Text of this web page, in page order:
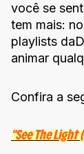
você se
tem mais:
playlists
animar
Confira a
“See The